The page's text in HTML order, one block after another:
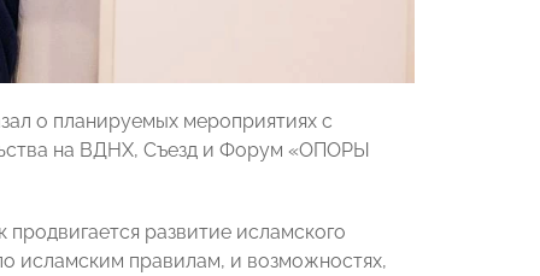
о планируемых мероприятиях с
на ВДНХ, Съезд и Форум «ОПОРЫ
продвигается развитие исламского
исламским правилам, и возможностях,